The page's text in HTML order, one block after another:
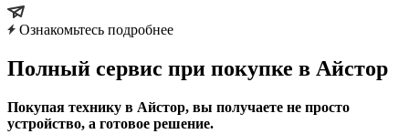
Ознакомьтесь подробнее
Полный сервис при покупке в Айстор
Покупая технику в Айстор, вы получаете не просто
устройство, а готовое решение.